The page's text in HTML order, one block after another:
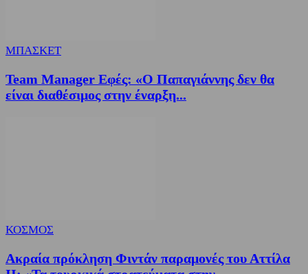
ΜΠΑΣΚΕΤ
Team Manager Εφές: «Ο Παπαγιάννης δεν θα
είναι διαθέσιμος στην έναρξη...
ΚΟΣΜΟΣ
Ακραία πρόκληση Φιντάν παραμονές του Αττίλα